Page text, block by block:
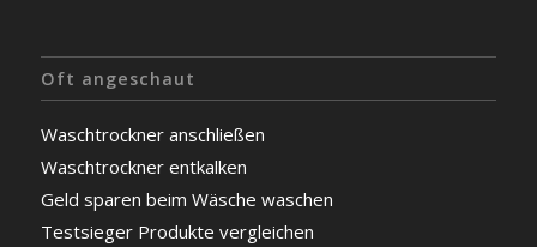
Oft angeschaut
Waschtrockner anschließen
Waschtrockner entkalken
Geld sparen beim Wäsche waschen
Testsieger Produkte vergleichen